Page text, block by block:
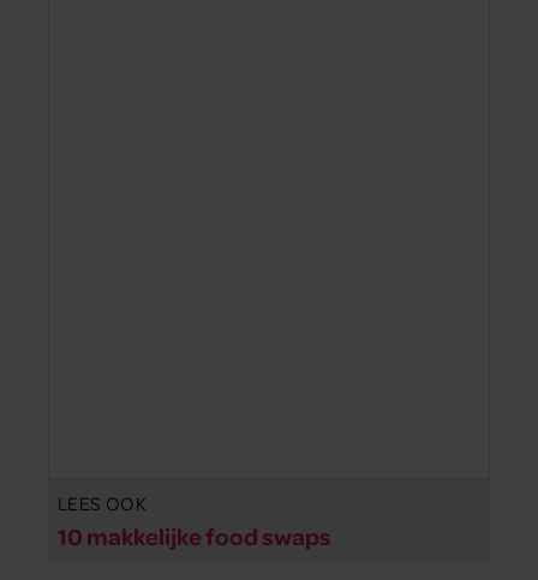
LEES OOK
10 makkelijke food swaps